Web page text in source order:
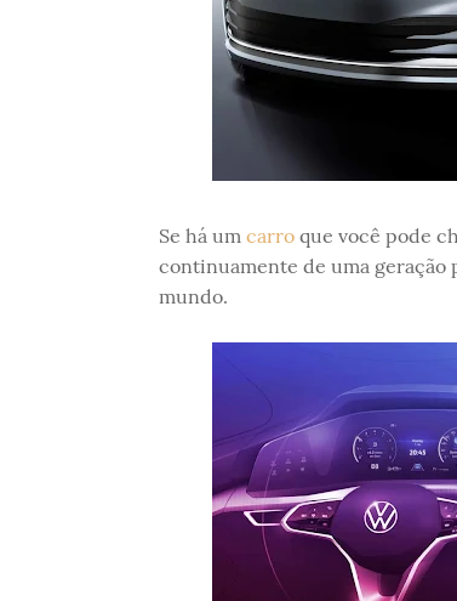
Se há um carroque você pode
continuamente de uma geração
mundo.